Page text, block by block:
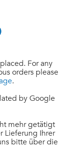
For any
orders please
.
by Google
mehr getätigt
Lieferung Ihrer
bitte über die